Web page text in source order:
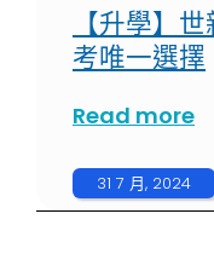
【升學】
考唯一選擇
Read more
31 7 月, 2024